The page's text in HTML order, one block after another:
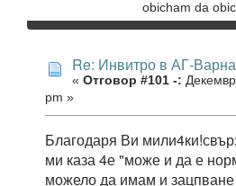
obicham da
Re: Инвитро в АГ-
« Отговор #101 -:
pm »
Благодаря Ви
ми каза 4е "може и да е
можело да имам и